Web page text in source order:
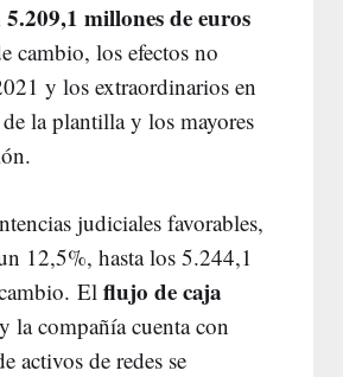
millones de euros
cambio, los efectos no
y los extraordinarios en
la plantilla y los mayores
judiciales favorables,
12,5%, hasta los 5.244,1
El flujo de caja
y la compañía cuenta con
activos de redes se